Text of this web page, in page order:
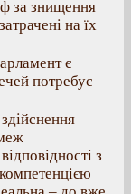
за знищення
на їх
є
потребує
з